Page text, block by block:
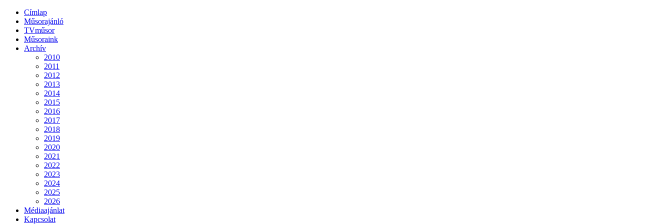
Címlap
Műsorajánló
TVműsor
Műsoraink
Archív
2010
2011
2012
2013
2014
2015
2016
2017
2018
2019
2020
2021
2022
2023
2024
2025
2026
Médiaajánlat
Kapcsolat